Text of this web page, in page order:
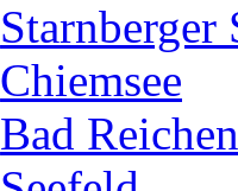
Starnberger
Chiemsee
Bad